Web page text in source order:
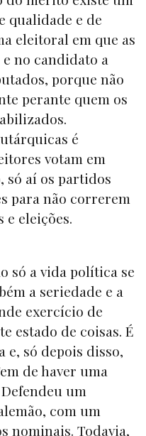
qualidade e de
eleitoral em que as
no candidato a
porque não
perante quem os
é
votam em
só aí os partidos
para não correrem
e eleições.
só a vida política se
a seriedade e a
exercício de
estado de coisas. É
e, só depois disso,
de haver uma
um
com um
nominais. Todavia,